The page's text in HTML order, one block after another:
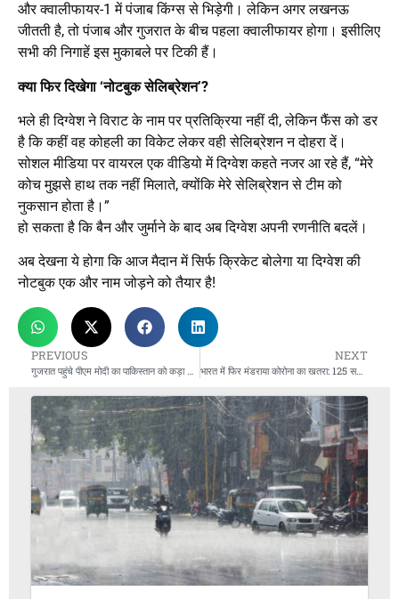
और क्वालीफायर-1 में पंजाब किंग्स से भिड़ेगी। लेकिन अगर लखनऊ
जीतती है, तो पंजाब और गुजरात के बीच पहला क्वालीफायर होगा। इसीलिए
सभी की निगाहें इस मुकाबले पर टिकी हैं।
क्या फिर दिखेगा ‘नोटबुक सेलिब्रेशन’?
भले ही दिग्वेश ने विराट के नाम पर प्रतिक्रिया नहीं दी, लेकिन फैंस को डर
है कि कहीं वह कोहली का विकेट लेकर वही सेलिब्रेशन न दोहरा दें।
सोशल मीडिया पर वायरल एक वीडियो में दिग्वेश कहते नजर आ रहे हैं, “मेरे
कोच मुझसे हाथ तक नहीं मिलाते, क्योंकि मेरे सेलिब्रेशन से टीम को
नुकसान होता है।”
हो सकता है कि बैन और जुर्माने के बाद अब दिग्वेश अपनी रणनीति बदलें।
अब देखना ये होगा कि आज मैदान में सिर्फ क्रिकेट बोलेगा या दिग्वेश की
नोटबुक एक और नाम जोड़ने को तैयार है!
PREVIOUS NEXT
भारत में फिर मंडराया कोरोना का खतरा: 125 सक्रिय मामले, 13 मौतें और नए वैरिएंट की दस्तक